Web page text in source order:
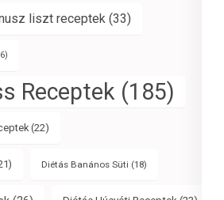
liszt receptek (33)
Receptek (185)
(22)
Diétás Banános Süti (18)